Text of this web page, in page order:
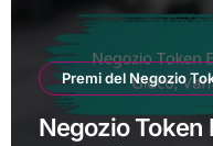
Premi del Negozio
Negozio Token